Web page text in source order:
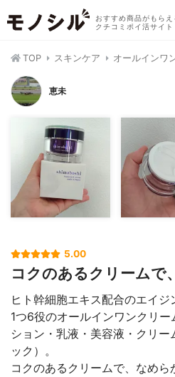
おすすめ商品がもらえ
クチコミポイ活サイト
TOP スキンケア オールインワ
恵未
5.00
コクのあるクリームで
ヒト幹細胞エキス配合のエイジ
1つ6役のオールインワンクリ
ション・乳液・美容液・クリ
ック）。
コクのあるクリームで、なめら